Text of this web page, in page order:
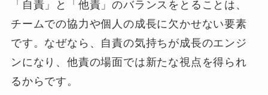
「自責」と「他責」のバランスをとることは、
チームでの協力や個人の成長に欠かせない要素
です。なぜなら、自責の気持ちが成長のエンジ
ンになり、他責の場面では新たな視点を得られ
るからです。